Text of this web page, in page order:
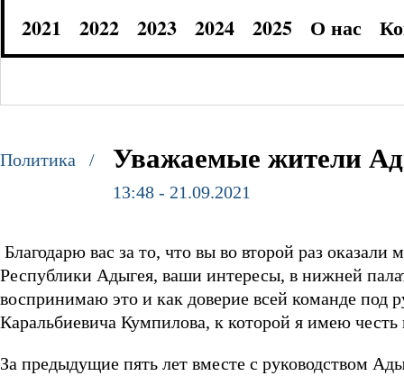
2021
2022 2023 2024 2025 О нас
Политика / Уважаемые жители
13:48 - 21.09.2021
Благодарю вас за то, что вы во второй раз
Республики Адыгея, ваши интересы, в нижней
воспринимаю это и как доверие всей команде под
Каральбиевича Кумпилова, к которой я имею честь
За предыдущие пять лет вместе с руководством